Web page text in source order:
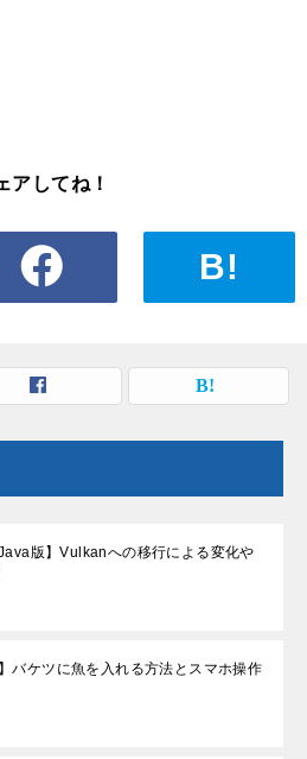
アしてね！
B!
Java版】Vulkanへの移行による変化や
】バケツに魚を入れる方法とスマホ操作